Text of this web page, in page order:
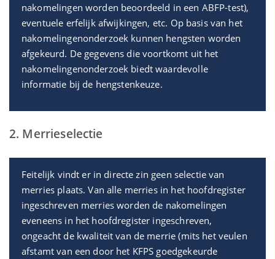
nakomelingen worden beoordeeld in een ABFP-test),
eventuele erfelijk afwijkingen, etc. Op basis van het
nakomelingenonderzoek kunnen hengsten worden
afgekeurd. De gegevens die voortkomt uit het
nakomelingenonderzoek biedt waardevolle
informatie bij de hengstenkeuze.
2. Merrieselectie
Feitelijk vindt er in directe zin geen selectie van
merries plaats. Van alle merries in het hoofdregister
ingeschreven merries worden de nakomelingen
eveneens in het hoofdregister ingeschreven,
ongeacht de kwaliteit van de merrie (mits het veulen
afstamt van een door het KFPS goedgekeurde